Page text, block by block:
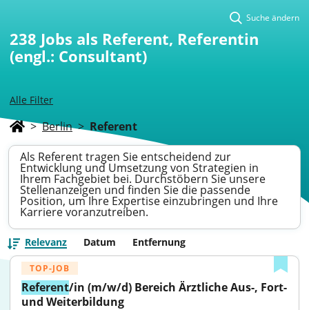
Alle Filter
Suche ändern
238 Jobs als Referent, Referentin
(engl.: Consultant)
> Berlin > Referent
Als Referent tragen Sie entscheidend zur
Entwicklung und Umsetzung von Strategien in
Ihrem Fachgebiet bei. Durchstöbern Sie unsere
Stellenanzeigen und finden Sie die passende
Position, um Ihre Expertise einzubringen und Ihre
Karriere voranzutreiben.
Relevanz Datum Entfernung
TOP-JOB
Referent/in (m/w/d) Bereich Ärztliche Aus-, Fort-
und Weiterbildung